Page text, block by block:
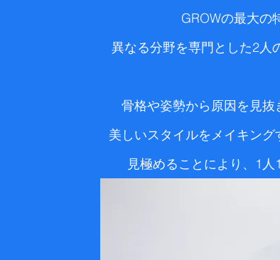
GROWの最大の
異なる分野を専門とした2人
骨格や姿勢から原因を見
美しいスタイルをメイキン
見極めることにより、1人